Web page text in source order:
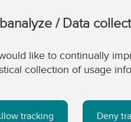
/ Data
like to continually
collection of usage
tracking Deny